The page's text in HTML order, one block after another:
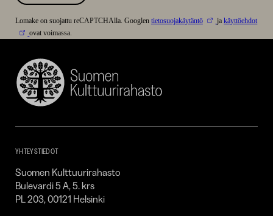
Lomake on suojattu reCAPTCHAlla. Googlen tietosuojakäytäntö jakäyttöehdot
ovat voimassa.
Suomen
Kulttuurirahasto
YHTEYSTIEDOT
Suomen Kulttuurirahasto
Bulevardi 5 A, 5. krs
PL 203, 00121 Helsinki